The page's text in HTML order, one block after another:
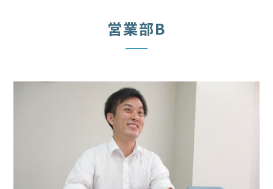
営業部B